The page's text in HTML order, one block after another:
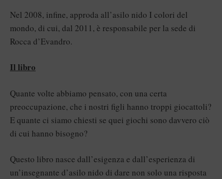
Nel 2008, infine, approda all’asilo nido I colori del
mondo, di cui, dal 2011, è responsabile per la sede di
Rocca d’Evandro.
Il libro
Quante volte abbiamo pensato, con una certa
preoccupazione, che i nostri figli hanno troppi giocattoli?
E quante ci siamo chiesti se quei giochi sono davvero ciò
di cui hanno bisogno?
Questo libro nasce dall’esigenza e dall’esperienza di
un’insegnante d’asilo nido di dare non solo una risposta